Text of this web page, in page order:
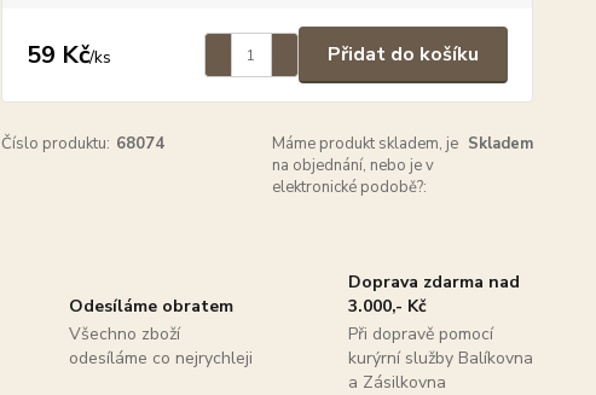
59 Kč/ks Přidat do košíku
Číslo produktu: 68074
Máme produkt skladem, je
na objednání, nebo je v
elektronické podobě?:
Skladem
Odesíláme obratem
Všechno zboží
odesíláme co nejrychleji
Doprava zdarma nad
3.000,- Kč
Při dopravě pomocí
kurýrní služby Balíkovna
a Zásilkovna